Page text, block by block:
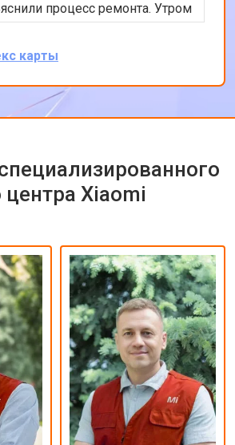
процесс ремонта. Утром
в обед курьер приехал и к
был готов-очень быстро.
и качеством
карты
центра Xiaomi